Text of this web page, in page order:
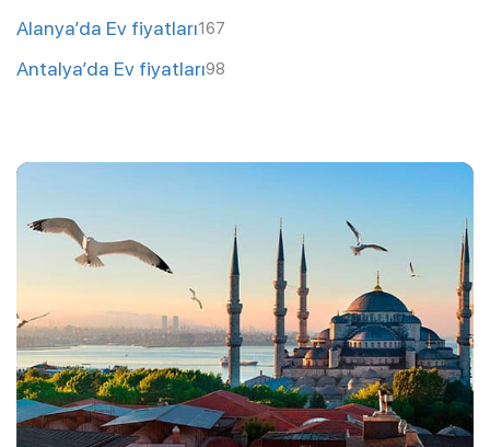
Alanya’da Ev fiyatları167
Antalya’da Ev fiyatları98